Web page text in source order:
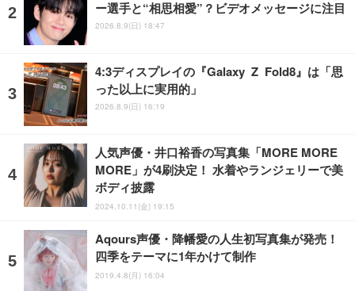
ー選手と“相思相愛”？ビデオメッセージに注目
2026.8.9(日) 18:47
4:3ディスプレイの『Galaxy Z Fold8』は「思
った以上に実用的」
2026.8.9(日) 16:19
人気声優・井口裕香の写真集「MORE MORE
MORE」が4刷決定！ 水着やランジェリーで美
ボディ披露
2024.10.11(金) 19:15
Aqours声優・降幡愛の人生初写真集が発売！
四季をテーマに1年かけて制作
2019.4.8(月) 16:04